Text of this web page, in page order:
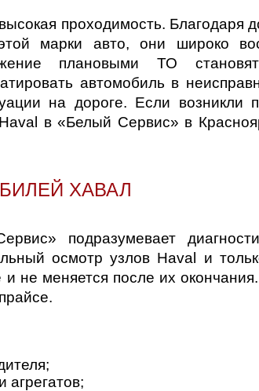
проходимость. Благодаря
марки авто, они широко
плановыми ТО
автомобиль в
на дороге. Если возникли
в «Белый Сервис» в
ХАВАЛ
подразумевает
осмотр узлов Haval и
не меняется после их
агрегатов;